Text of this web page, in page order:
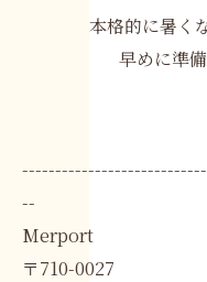
本格的に暑く
早めに準
--
Merport
〒710-0027